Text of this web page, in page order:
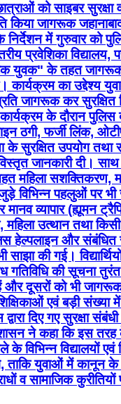
को साइबर सुरक्षा
किया जागरूक
में गुरुवार को
प्रवेशिका विद्यालय,
युवक" के तहत
का उद्देश्य
जागरूक कर सुरक्षित
के दौरान पुलिस
ठगी, फर्जी लिंक,
के सुरक्षित उपयोग तथा
जानकारी दी।
महिला सशक्तिकरण,
विभिन्न पहलुओं पर
व्यापार (ह्यूमन
महिला उत्थान तथा
हेल्पलाइन और
साझा की गई।
गतिविधि की सूचना
और दूसरों को भी
एवं बड़ी संख्या
दिए गए सुरक्षा
ने कहा कि इस
विभिन्न विद्यालयों एवं
ताकि युवाओं में कानून
व सामाजिक कुरीतियों